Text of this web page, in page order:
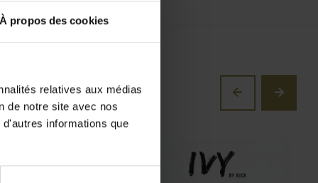
À propos des cookies
relatives aux médias
de notre site avec nos
informations que